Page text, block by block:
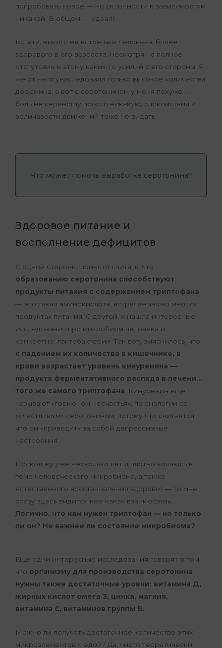
попробовать новое — но склонности к зависимостям
никакой. В общем — идеал!..
Кстати, никого не встречала человека, более
здорового в его возрасте, несмотря на полное
отстутсвие к этому каких-то усилий с его стороны. Я
же от него унаследовала только высокое количества
дофамина, а вот с серотонином у меня похуже —
боль не переношу просто никакую, спокойствия и
величавости движений тоже не видать.
Что может помочь выработке серотонина?
Здоровое питание и
восполнение дефицитов
С одной стороны, принято считать, что
образованию серотонина способствуют
продукты питания с содержанием триптофана
— это такая аминокислота, встречаемая во многих
продуктах питания. С другой, я нашла интересные
исследования про микробиом человека и,
конкретно, лактобактерии. Так вот, выяснилось, что
с падением их количества в кишечнике, в
крови возрастает уровень кинуренина —
продукта ферментативного распада в печени…
того же самого триптофана . Кинуренин ещё
называют «гормоном несчастья», по аналогии со
«счастливым» серотонином, потому что считается,
что он «приводит» за собой депрессивные
настроения.
Поскольку уже несколько лет я плотно копаюсь в
теме человеческого микробиома, а также
естественного восстановления здоровья — то мне
сразу здесь видится кое-какая взаимосвязь.
Логично, что нам нужен триптофан — но только
ли он? Не важнее ли состояние микробиома?
Еще одни интересные исследования говорят о том,
что организму для производства серотонина
нужны также достаточные уровни: витамина Д,
жирных кислот омега 3, цинка, магния,
витамина С, витаминов группы B.
Можно ли получать достаточное количество этих
микроэлементов с едой? Да, чисто теоретически